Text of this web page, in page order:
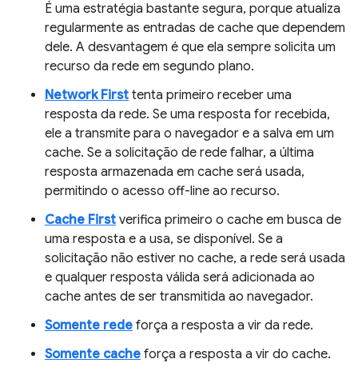
É uma estratégia bastante segura, porque atualiza
regularmente as entradas de cache que dependem
dele. A desvantagem é que ela sempre solicita um
recurso da rede em segundo plano.
Network First tenta primeiro receber uma
resposta da rede. Se uma resposta for recebida,
ele a transmite para o navegador e a salva em um
cache. Se a solicitação de rede falhar, a última
resposta armazenada em cache será usada,
permitindo o acesso off-line ao recurso.
Cache First verifica primeiro o cache em busca de
uma resposta e a usa, se disponível. Se a
solicitação não estiver no cache, a rede será usada
e qualquer resposta válida será adicionada ao
cache antes de ser transmitida ao navegador.
Somente rede força a resposta a vir da rede.
Somente cache força a resposta a vir do cache.